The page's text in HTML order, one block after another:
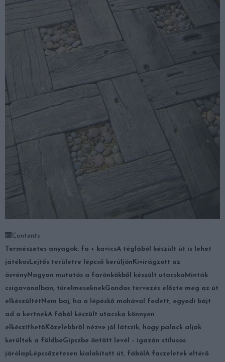
Contents
Természetes anyagok: fa + kavicsA téglából készült út is lehet
játékos Lejtős területre lépcső kerüljön Kivirágzott az
ösvény Nagyon mutatós a farönkökből készült utacska Minták
csigavonalban, türelmeseknekGondos tervezés előzte meg az út
elkészültét Nem baj, ha a lépéskő mohával fedett, egyedi bájt
ad a kertnekA fából készült utacska könnyen
elkészíthető Közelebbről nézve jól látszik, hogy palack aljak
kerültek a földbeGipszbe öntött levél – igazán stílusos
járólap Lépcsőzetesen kialakított út, fából A faszeletek eltérő